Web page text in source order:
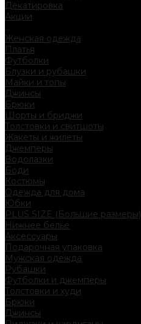
Декатировка
Акции
...
Женская одежда
Платья
Футболки
Блузки и рубашки
Майки и топы
Джинсы
Брюки
Шорты и бриджи
Толстовки и свитшоты
Жакеты и жилеты
Джемперы
Водолазки
Боди
Костюмы
Одежда для дома
Юбки
PLUS SIZE (Большие размеры)
Нижнее белье
Аксессуары
Подарочная упаковка
Мужская одежда
Рубашки
Футболки и джемперы
Толстовки и худи
Брюки
Джинсы